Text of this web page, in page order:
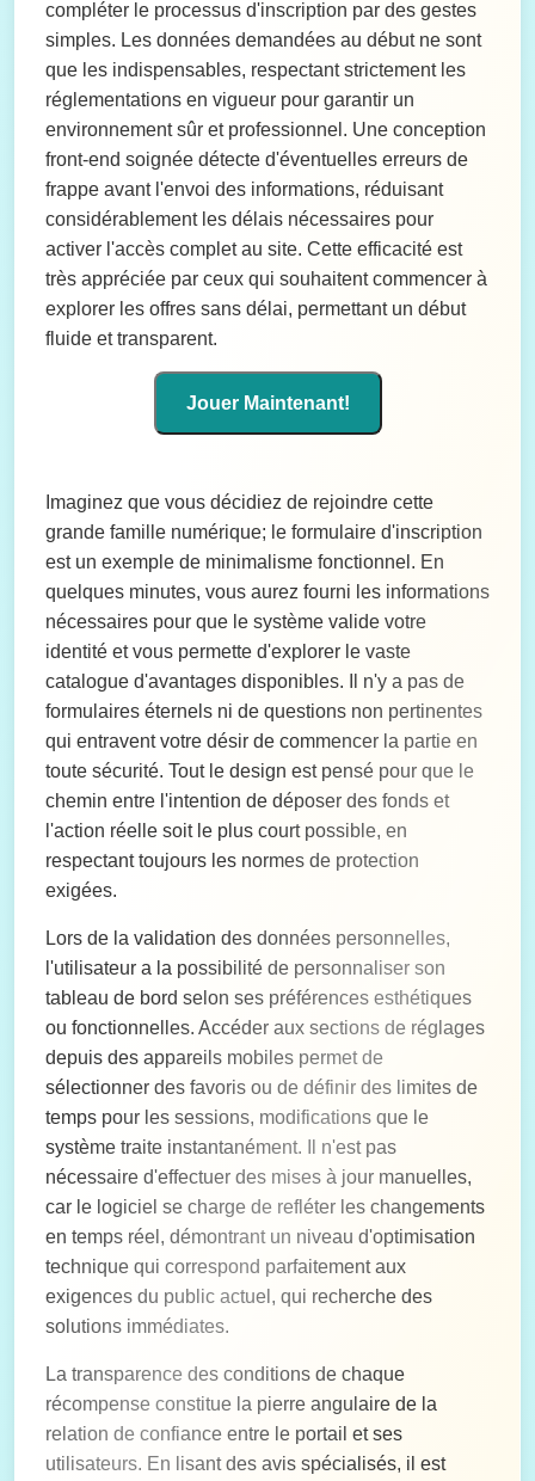
compléter le processus d'inscription par des gestes
simples. Les données demandées au début ne sont
que les indispensables, respectant strictement les
réglementations en vigueur pour garantir un
environnement sûr et professionnel. Une conception
front-end soignée détecte d'éventuelles erreurs de
frappe avant l'envoi des informations, réduisant
considérablement les délais nécessaires pour
activer l'accès complet au site. Cette efficacité est
très appréciée par ceux qui souhaitent commencer à
explorer les offres sans délai, permettant un début
fluide et transparent.
Jouer Maintenant!
Imaginez que vous décidiez de rejoindre cette
grande famille numérique; le formulaire d'inscription
est un exemple de minimalisme fonctionnel. En
quelques minutes, vous aurez fourni les informations
nécessaires pour que le système valide votre
identité et vous permette d'explorer le vaste
catalogue d'avantages disponibles. Il n'y a pas de
formulaires éternels ni de questions non pertinentes
qui entravent votre désir de commencer la partie en
toute sécurité. Tout le design est pensé pour que le
chemin entre l'intention de déposer des fonds et
l'action réelle soit le plus court possible, en
respectant toujours les normes de protection
exigées.
Lors de la validation des données personnelles,
l'utilisateur a la possibilité de personnaliser son
tableau de bord selon ses préférences esthétiques
ou fonctionnelles. Accéder aux sections de réglages
depuis des appareils mobiles permet de
sélectionner des favoris ou de définir des limites de
temps pour les sessions, modifications que le
système traite instantanément. Il n'est pas
nécessaire d'effectuer des mises à jour manuelles,
car le logiciel se charge de refléter les changements
en temps réel, démontrant un niveau d'optimisation
technique qui correspond parfaitement aux
exigences du public actuel, qui recherche des
solutions immédiates.
La transparence des conditions de chaque
récompense constitue la pierre angulaire de la
relation de confiance entre le portail et ses
utilisateurs. En lisant des avis spécialisés, il est